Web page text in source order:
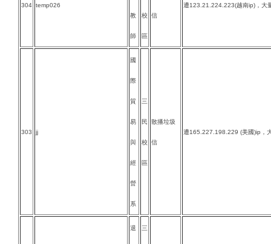
304 temp026
教
師
校
區
信
遭123.21.224.223(越南ip)，大
303 jj
國
際
貿
易
與
經
營
系
三
民
校
區
散播垃圾
信
遭165.227.198.229 (美國)ip，
退 三